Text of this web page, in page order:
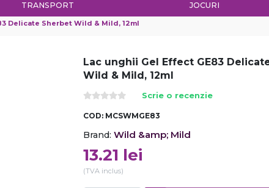
TRANSPORT
JOCURI
Delicate Sherbet Wild & Mild, 12ml
Lac unghii Gel Effect GE83
Wild & Mild, 12ml
Scrie o recenzie
COD: MCSWMGE83
Brand: Wild &amp; Mild
13.21 lei
(TVA inclus)